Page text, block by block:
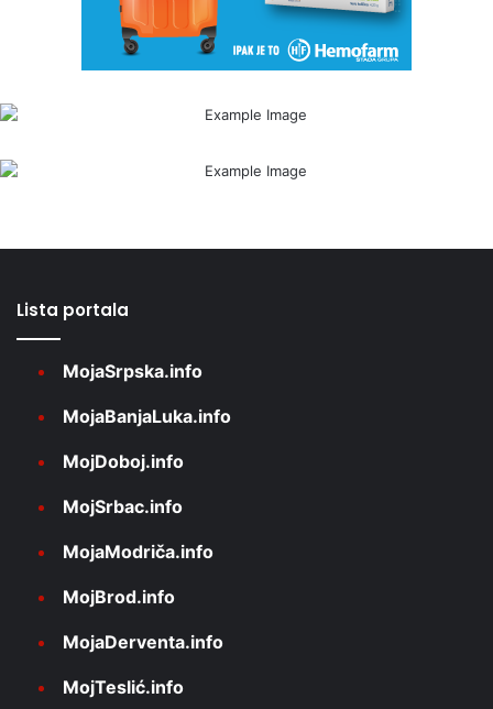
Lista portala
MojaSrpska.info
MojaBanjaLuka.info
MojDoboj.info
MojSrbac.info
MojaModriča.info
MojBrod.info
MojaDerventa.info
MojTeslić.info